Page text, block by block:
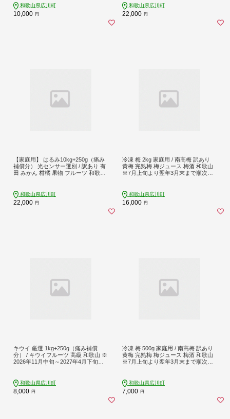
和歌山県広川町
10,000 円
和歌山県広川町
22,000 円
【家庭用】 はるみ10kg+250g（痛み
補償分） 光センサー選別 / 訳あり 有
田 みかん 柑橘 果物 フルーツ 和歌山
縄・離島配送不可【ikd013-c-10B】
和歌山県広川町
22,000 円
冷凍 梅 2kg 家庭用 / 南高梅 訳あり
黄梅 完熟梅 梅ジュース 梅酒 和歌山
※7月上旬より翌年3月末まで順次発
和歌山県広川町
16,000 円
キウイ 厳選 1kg+250g（痛み補償
分） / キウイフルーツ 高級 和歌山 ※
2026年11月中旬～2027年4月下旬に
和歌山県広川町
8,000 円
冷凍 梅 500g 家庭用 / 南高梅 訳あり
黄梅 完熟梅 梅ジュース 梅酒 和歌山
※7月上旬より翌年3月末まで順次発
和歌山県広川町
7,000 円